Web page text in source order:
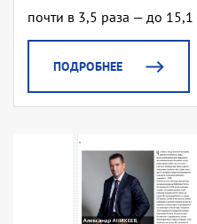
почти в 3,5 раза — до
ПОДРОБНЕЕ